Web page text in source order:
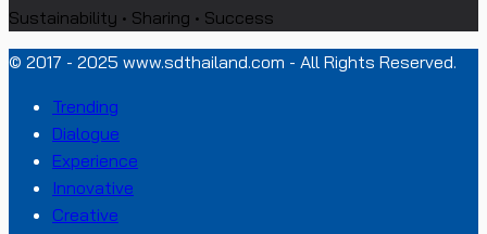
Sustainability • Sharing • Success
© 2017 - 2025 www.sdthailand.com - All Rights Reserved.
Trending
Dialogue
Experience
Innovative
Creative